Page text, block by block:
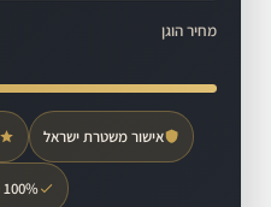
מחיר הוגן
אישור משטרת ישראל
100% ממליצים